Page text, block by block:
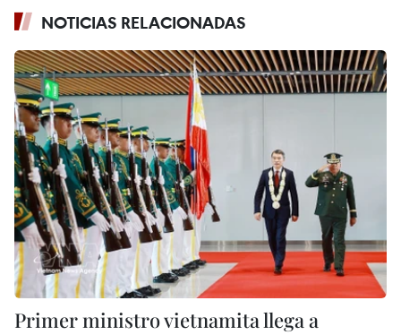
NOTICIAS RELACIONADAS
Primer ministro vietnamita llega a